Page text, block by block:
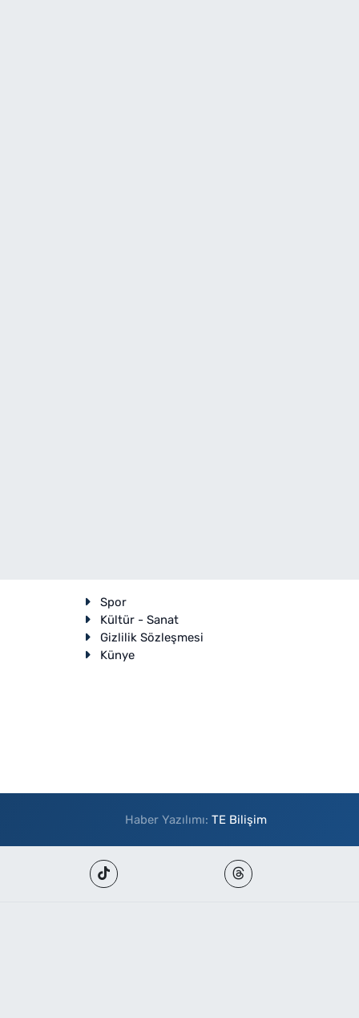
Spor
Kültür - Sanat
Gizlilik Sözleşmesi
Künye
Haber Yazılımı:TE Bilişim